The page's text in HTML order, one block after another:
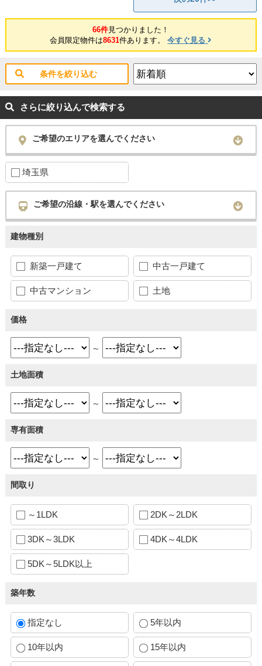
66件見つかりました！
会員限定物件は8631件あります。今すぐ見る
条件を絞り込む
さらに絞り込んで検索する
ご希望のエリアを選んでください
埼玉県
ご希望の沿線・駅を選んでください
建物種別
新築一戸建て 中古一戸建て
中古マンション 土地
価格
～
土地面積
～
専有面積
～
間取り
～1LDK 2DK～2LDK
3DK～3LDK 4DK～4LDK
5DK～5LDK以上
築年数
指定なし 5年以内
10年以内 15年以内